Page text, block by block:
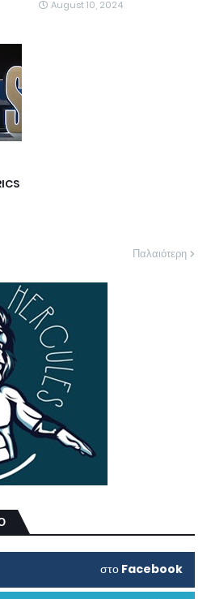
August 10, 2024
Παλαιότερη
στο Facebook